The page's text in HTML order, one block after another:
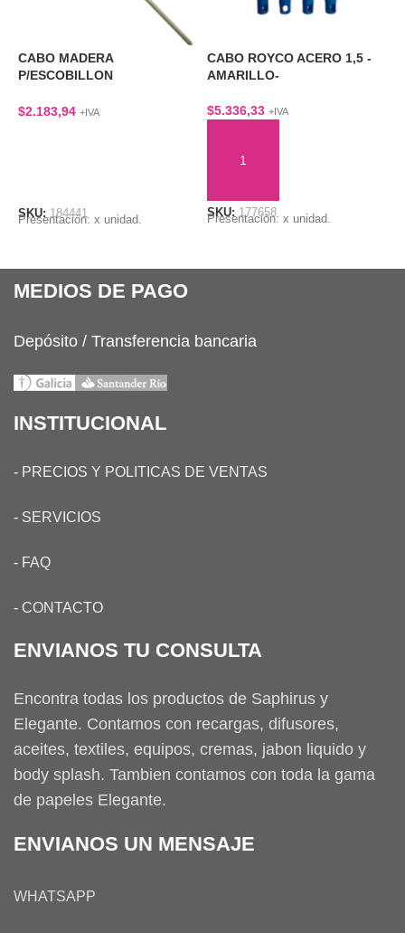
CABO MADERA
P/ESCOBILLON
$2.183,94 +IVA
SKU: 184441
Presentación: x unidad.
CABO ROYCO ACERO 1,5 -
AMARILLO-
$5.336,33 +IVA
SKU: 177658
Presentación: x unidad.
MEDIOS DE PAGO
Depósito / Transferencia bancaria
INSTITUCIONAL
- PRECIOS Y POLITICAS DE VENTAS
- SERVICIOS
- FAQ
- CONTACTO
ENVIANOS TU CONSULTA
Encontra todas los productos de Saphirus y
Elegante. Contamos con recargas, difusores,
aceites, textiles, equipos, cremas, jabon liquido y
body splash. Tambien contamos con toda la gama
de papeles Elegante.
ENVIANOS UN MENSAJE
WHATSAPP